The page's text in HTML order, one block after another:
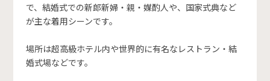
で、結婚式での新郎新婦・親・媒酌人や、国家式典など
が主な着用シーンです。
場所は超高級ホテル内や世界的に有名なレストラン・結
婚式場などです。